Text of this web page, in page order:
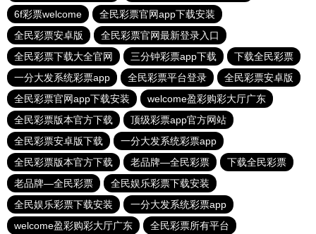
6f彩票welcome
全民彩票官网app下载安装
全民彩票安卓版
全民彩票官网最新登录入口
全民彩票下载大全官网
三分钟彩票app下载
下载全民彩票
一分大发系统彩票app
全民彩票平台登录
全民彩票安卓版
全民彩票官网app下载安装
welcome盈彩购彩大厅广东
全民彩票版本官方下载
顶级彩票app官方网站
全民彩票安卓版下载
一分大发系统彩票app
全民彩票版本官方下载
老品牌—全民彩票
下载全民彩票
老品牌—全民彩票
全民娱乐彩票下载安装
全民娱乐彩票下载安装
一分大发系统彩票app
welcome盈彩购彩大厅广东
全民彩票所有平台